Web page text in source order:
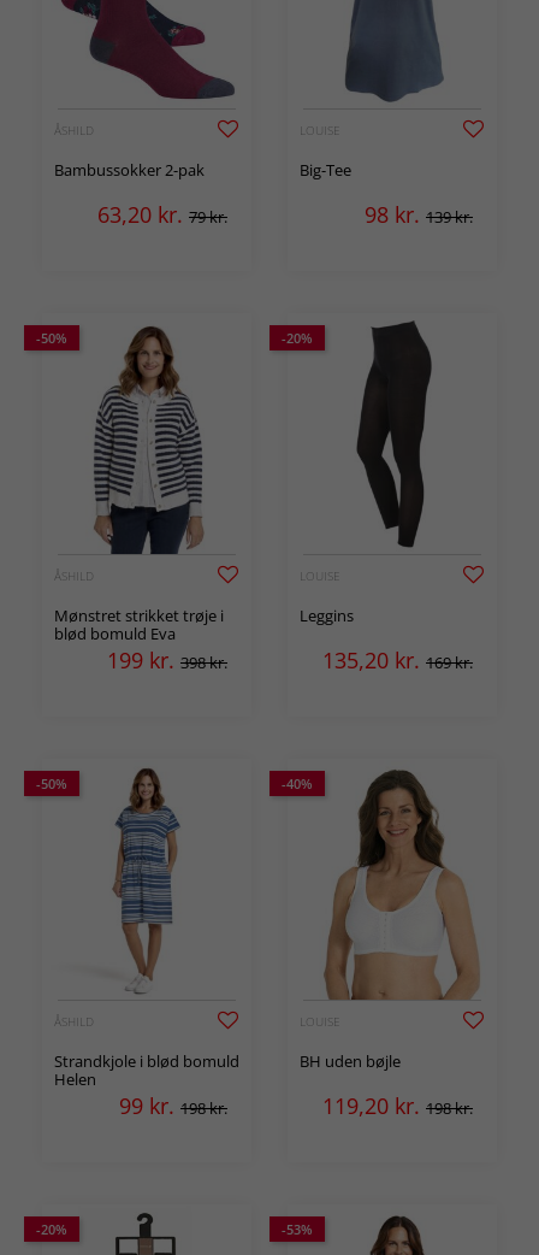
ÅSHILD
Bambussokker 2-pak
63,20 kr. 79 kr.
LOUISE
Big-Tee
98 kr. 139 kr.
-50%
ÅSHILD
Mønstret strikket trøje i
blød bomuld Eva
199 kr. 398 kr.
-20%
LOUISE
Leggins
135,20 kr. 169 kr.
-50%
ÅSHILD
Strandkjole i blød bomuld
Helen
99 kr. 198 kr.
-40%
LOUISE
BH uden bøjle
119,20 kr. 198 kr.
-20% -53%